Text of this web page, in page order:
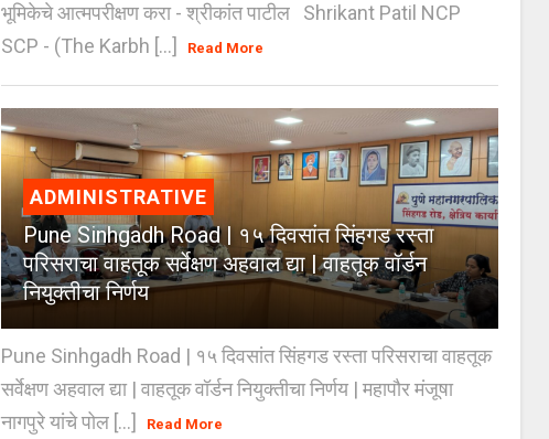
भूमिकेचे आत्मपरीक्षण करा - श्रीकांत पाटील Shrikant Patil NCP
SCP - (The Karbh [...]
Read More
ADMINISTRATIVE
Pune Sinhgadh Road | १५ दिवसांत सिंहगड रस्ता
परिसराचा वाहतूक सर्वेक्षण अहवाल द्या | वाहतूक वॉर्डन
नियुक्तीचा निर्णय
Pune Sinhgadh Road | १५ दिवसांत सिंहगड रस्ता परिसराचा वाहतूक
सर्वेक्षण अहवाल द्या | वाहतूक वॉर्डन नियुक्तीचा निर्णय | महापौर मंजूषा
नागपुरे यांचे पोल [...]
Read More